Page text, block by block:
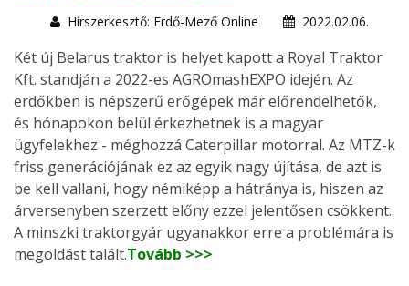
Hírszerkesztő: Erdő-Mező Online
2022.02.06.
Két új Belarus traktor is helyet kapott a Royal Traktor
Kft. standján a 2022-es AGROmashEXPO idején. Az
erdőkben is népszerű erőgépek már előrendelhetők,
és hónapokon belül érkezhetnek is a magyar
ügyfelekhez - méghozzá Caterpillar motorral. Az MTZ-k
friss generációjának ez az egyik nagy újítása, de azt is
be kell vallani, hogy némiképp a hátránya is, hiszen az
árversenyben szerzett előny ezzel jelentősen csökkent.
A minszki traktorgyár ugyanakkor erre a problémára is
megoldást talált.Tovább >>>